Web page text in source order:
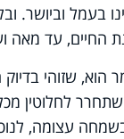
בעמל
החיים, עד מאה
הוא, שזוהי
לחלוטין
עצומה,